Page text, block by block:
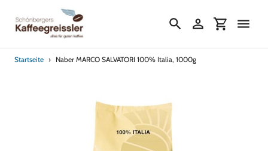
zum
Inhalt
SuchenEinloggen
Startseite › Naber MARCO SALVATORI 100% Italia, 1000g